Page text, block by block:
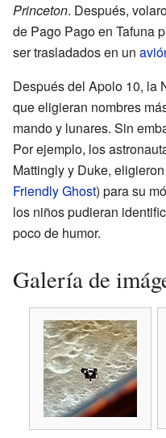
Princeton. Después,
de Pago Pago en Tafuna
ser trasladados en un
Después del Apolo 10, la
que eligieran nombres
mando y lunares. Sin
Por ejemplo, los
Mattingly y Duke, eligieron
Friendly Ghost) para su
los niños pudieran
poco de humor.
Galería de